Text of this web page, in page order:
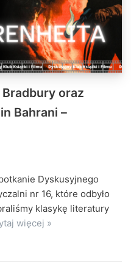
Bradbury oraz
Bahrani –
Dyskusyjnego
nr 16, które odbyło
klasykę literatury
więcej »